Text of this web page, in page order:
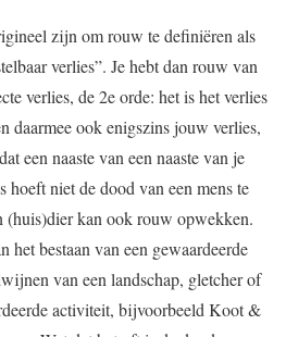
zijn om rouw te definiëren als
verlies”. Je hebt dan rouw van
verlies, de 2e orde: het is het verlies
daarmee ook enigszins jouw verlies,
een naaste van een naaste van je
niet de dood van een mens te
(huis)dier kan ook rouw opwekken.
het bestaan van een gewaardeerde
van een landschap, gletcher of
activiteit, bijvoorbeeld Koot &